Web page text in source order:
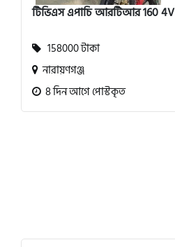
টিভিএস এপাচি আরটিআর 160 4V
158000 টাকা
নারায়ণগঞ্জ
8 দিন আগে পোস্টকৃত